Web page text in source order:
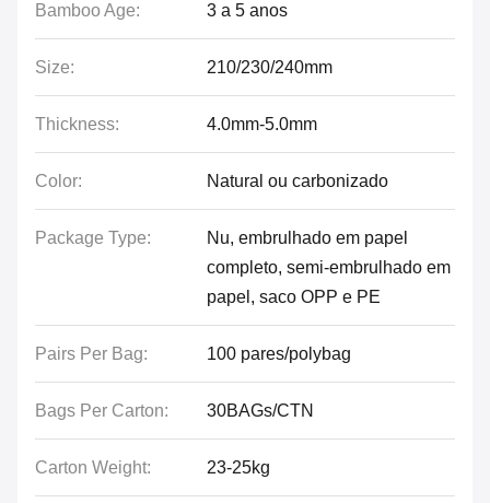
Bamboo Age: 3 a 5 anos
Size: 210/230/240mm
Thickness: 4.0mm-5.0mm
Color: Natural ou carbonizado
Package Type:
Nu, embrulhado em papel
completo, semi-embrulhado em
papel, saco OPP e PE
Pairs Per Bag: 100 pares/polybag
Bags Per Carton: 30BAGs/CTN
Carton Weight: 23-25kg